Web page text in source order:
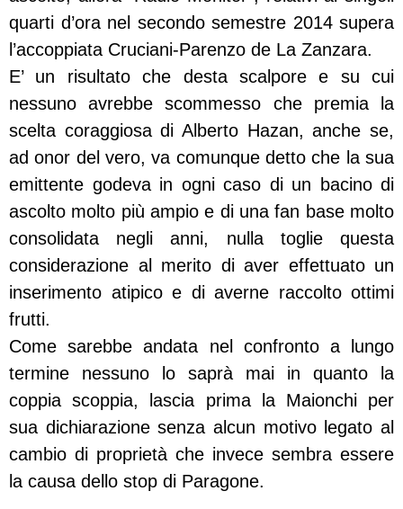
quarti d’ora nel secondo semestre 2014 supera
l’accoppiata Cruciani-Parenzo de La Zanzara.
E’ un risultato che desta scalpore e su cui
nessuno avrebbe scommesso che premia la
scelta coraggiosa di Alberto Hazan, anche se,
ad onor del vero, va comunque detto che la sua
emittente godeva in ogni caso di un bacino di
ascolto molto più ampio e di una fan base molto
consolidata negli anni, nulla toglie questa
considerazione al merito di aver effettuato un
inserimento atipico e di averne raccolto ottimi
frutti.
Come sarebbe andata nel confronto a lungo
termine nessuno lo saprà mai in quanto la
coppia scoppia, lascia prima la Maionchi per
sua dichiarazione senza alcun motivo legato al
cambio di proprietà che invece sembra essere
la causa dello stop di Paragone.